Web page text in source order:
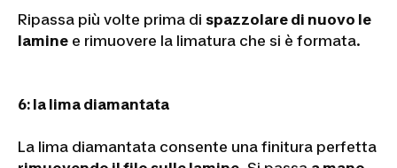
Ripassa più volte prima di spazzolare di nuovo le
lamine e rimuovere la limatura che si è formata.
6: la lima diamantata
La lima diamantata consente una finitura perfetta